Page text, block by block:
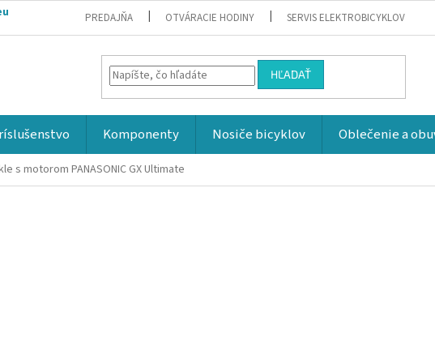
PREDAJŇA OTVÁRACIE HODINY SERVIS ELEKTROBICYKLOV
HĽADAŤ
Komponenty Nosiče bicyklov Oblečenie a
s motorom PANASONIC GX Ultimate